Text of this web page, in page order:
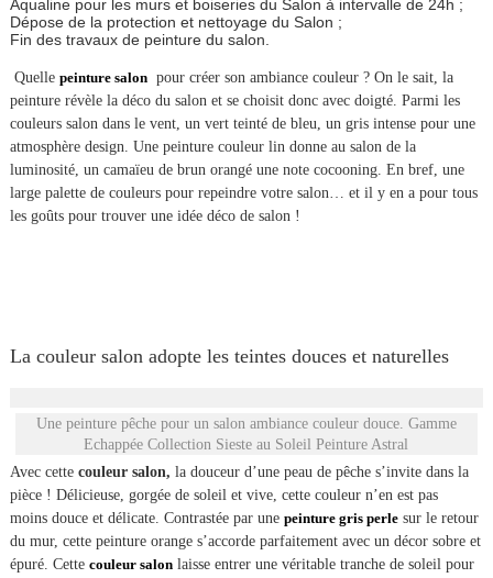
Aqualine pour les murs et boiseries du Salon à intervalle de 24h ;
Dépose de la protection et nettoyage du Salon ;
Fin des travaux de peinture du salon.
Quelle peinture salonpour créer son ambiance couleur ? On le sait, la
peinture révèle la déco du salon et se choisit donc avec doigté. Parmi les
couleurs salon dans le vent, un vert teinté de bleu, un gris intense pour une
atmosphère design. Une peinture couleur lin donne au salon de la
luminosité, un camaïeu de brun orangé une note cocooning. En bref, une
large palette de couleurs pour repeindre votre salon… et il y en a pour tous
les goûts pour trouver une idée déco de salon !
La couleur salon adopte les teintes douces et naturelles
Une peinture pêche pour un salon ambiance couleur douce. Gamme
Echappée Collection Sieste au Soleil Peinture Astral
Avec cette couleur salon, la douceur d’une peau de pêche s’invite dans la
pièce ! Délicieuse, gorgée de soleil et vive, cette couleur n’en est pas
moins douce et délicate. Contrastée par une peinture gris perle sur le retour
du mur, cette peinture orange s’accorde parfaitement avec un décor sobre et
épuré. Cette couleur salon laisse entrer une véritable tranche de soleil pour